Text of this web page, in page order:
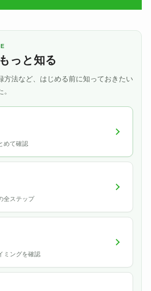
っと知る
方法など、はじめる前に知っておきたい
めて確認
全ステップ
ミングを確認